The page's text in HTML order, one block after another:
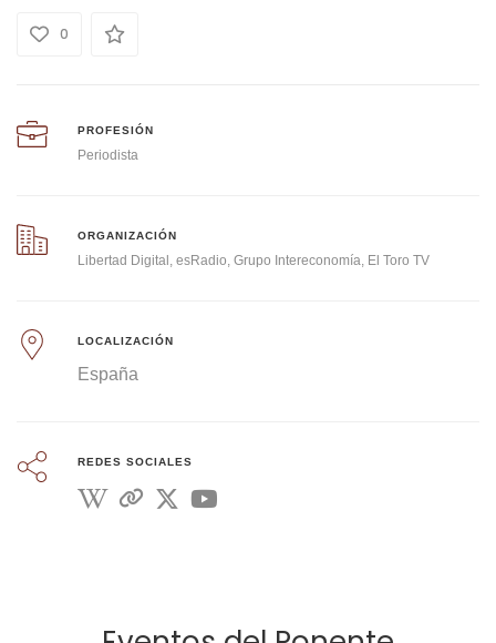
0
PROFESIÓN
Periodista
ORGANIZACIÓN
Libertad Digital, esRadio, Grupo Intereconomía, El Toro TV
LOCALIZACIÓN
España
REDES SOCIALES